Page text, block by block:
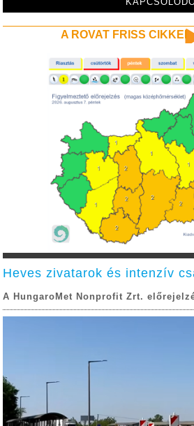
A ROVAT FRISS CIKKEI
Heves zivatarok és intenzív
A HungaroMet Nonprofit Zrt.